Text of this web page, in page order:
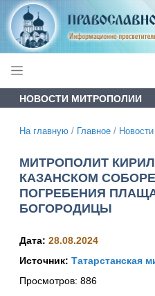
НОВОСТИ МИТРОПОЛИИ
На главную / Главное /
МИТРОПОЛИТ
КАЗАНСКОМ
ПОГРЕБЕНИЯ
БОГОРОДИЦЫ
Дата: 28.08.2024
Источник: Татарстанская
Просмотров: 886